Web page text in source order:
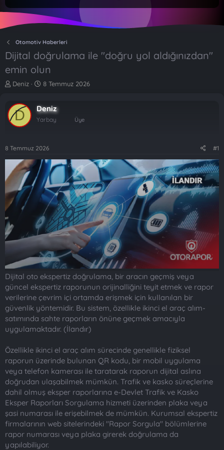
Otomotiv Haberleri
Dijital doğrulama ile "doğru yol aldığınızdan"
emin olun
K
b
u
y
b
l
t
a
Deniz
B
l
a
ı
t
a
r
i
h
8 Temmuz 2026
D Deniz
Yarbay Üye
8 Temmuz 2026 #1
Dijital oto ekspertiz doğrulama, bir aracın geçmiş veya
güncel ekspertiz raporunun orijinalliğini teyit etmek ve rapor
verilerine çevrim içi ortamda erişmek için kullanılan bir
güvenlik yöntemidir. Bu sistem, özellikle ikinci el araç alım-
satımında sahte raporların önüne geçmek amacıyla
uygulamaktadır. (İlandır)
Özellikle ikinci el araç alım sürecinde genellikle fiziksel
raporun üzerinde bulunan QR kodu, bir mobil uygulama
veya telefon kamerası ile taratarak raporun dijital aslına
doğrudan ulaşabilmek mümkün. Trafik ve kasko süreçlerine
dahil olmuş eksper raporlarına e-Devlet Trafik ve Kasko
Eksper Raporları Sorgulama hizmeti üzerinden plaka veya
şasi numarası ile erişebilmek de mümkün. Kurumsal ekspertiz
firmalarının web sitelerindeki "Rapor Sorgula" bölümlerine
rapor numarası veya plaka girerek doğrulama da
yapılabiliyor.